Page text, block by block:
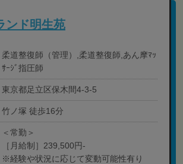
ンド明生苑
柔道整復師（管理）,柔道整復師,あん摩ﾏｯ
ｻｰｼﾞ指圧師
東京都足立区保木間4-3-5
竹ノ塚 徒歩16分
＜常勤＞
［月給制］239,500円-
※経験や状況に応じて変動可能性有り